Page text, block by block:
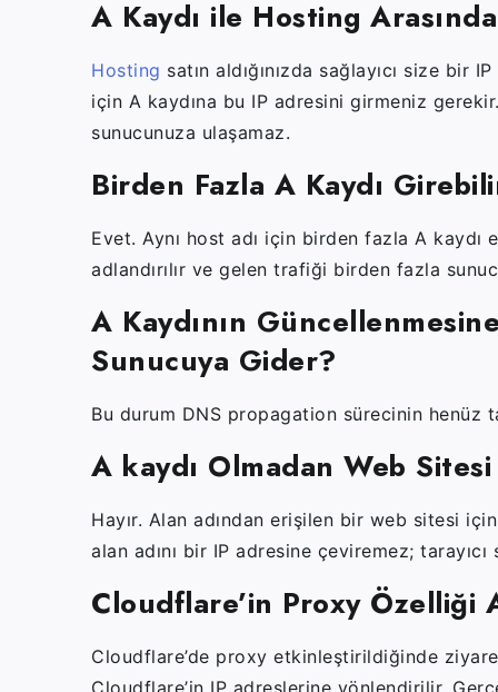
A Kaydı ile Hosting
Hosting satın aldığınızda sağlayıcı size bir
için A kaydına bu IP adresini girmeniz
sunucunuza ulaşamaz.
Birden Fazla A Kaydı
Evet. Aynı host adı için birden fazla A kaydı
adlandırılır ve gelen trafiği birden fazla
A Kaydının
Sunucuya Gider?
Bu durum DNS propagation sürecinin henüz
A kaydı Olmadan Web Sitesi
Hayır. Alan adından erişilen bir web sitesi
alan adını bir IP adresine çeviremez;
Cloudflare’in Proxy Özelliği
Cloudflare’de proxy etkinleştirildiğinde
Cloudflare’in IP adreslerine yönlendirilir.